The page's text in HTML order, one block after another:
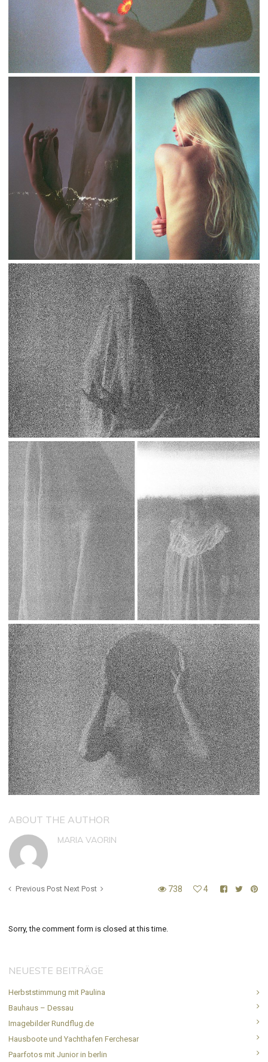
ABOUT THE AUTHOR
MARIA VAORIN
Previous Post Next Post 738 4
Sorry, the comment form is closed at this time.
NEUESTE BEITRÄGE
Herbststimmung mit Paulina
Bauhaus – Dessau
Imagebilder Rundflug.de
Hausboote und Yachthafen Ferchesar
Paarfotos mit Junior in berlin